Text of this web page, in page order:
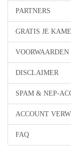
PARTNERS
GRATIS JE
DISCLAIMER
SPAM & NEP-
ACCOUNT
FAQ